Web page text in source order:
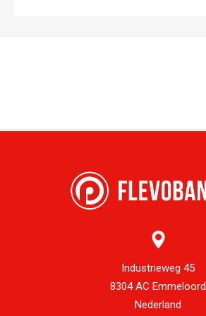
Industrieweg 45
8304 AC Emmeloord
Nederland